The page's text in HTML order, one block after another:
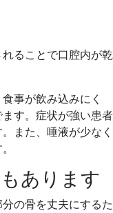
ることで口腔内が乾
事が飲み込みにく
す。症状が強い患者
また、唾液が少なく
あります
の骨を丈夫にするた